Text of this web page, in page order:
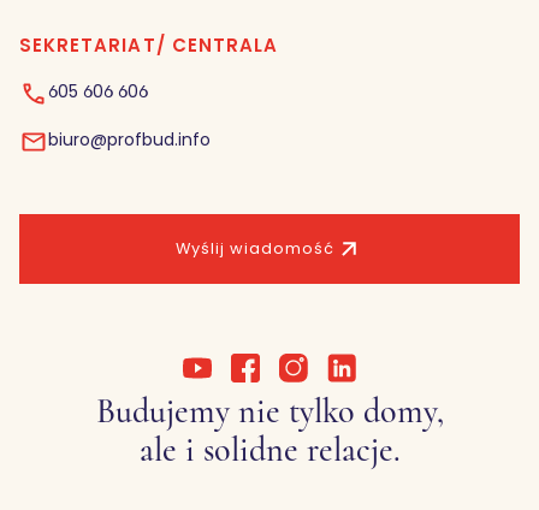
Wyślij wiadomość
SEKRETARIAT/ CENTRALA
605 606 606
biuro@profbud.info
Budujemy nie tylko domy,
ale i solidne relacje.